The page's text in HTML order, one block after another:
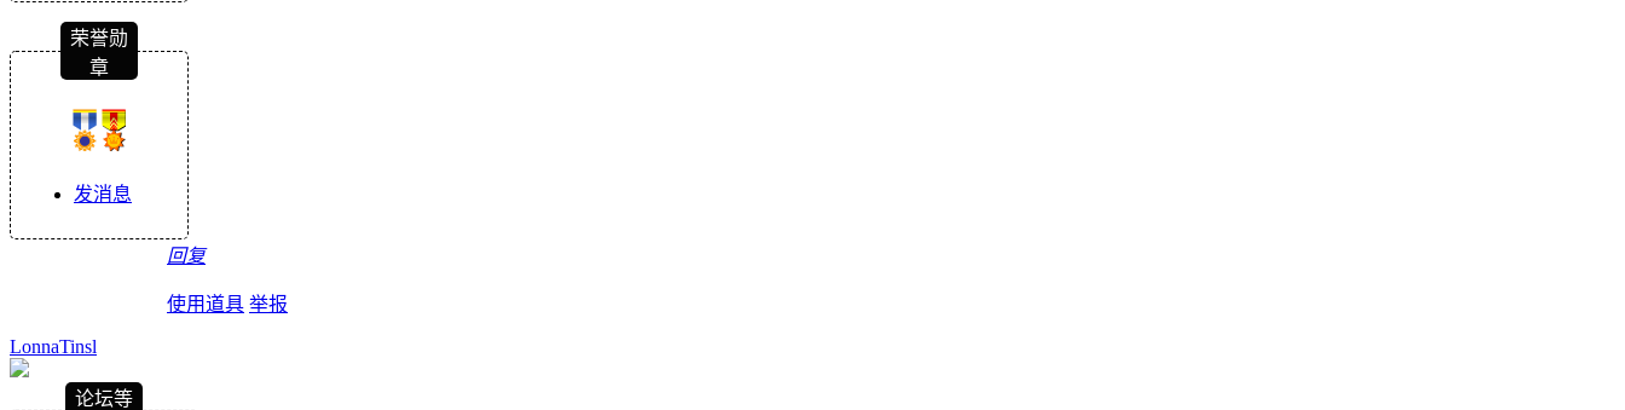
荣誉勋
章
发消息
回复
使用道具 举报
LonnaTinsl
论坛等